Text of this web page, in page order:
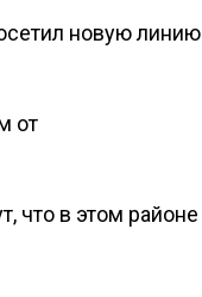
новую линию
от
что в этом районе